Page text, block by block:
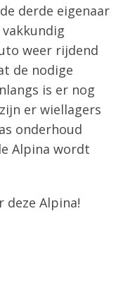
derde eigenaar
weer rijdend
de nodige
is er nog
er wiellagers
onderhoud
Alpina wordt
deze Alpina!